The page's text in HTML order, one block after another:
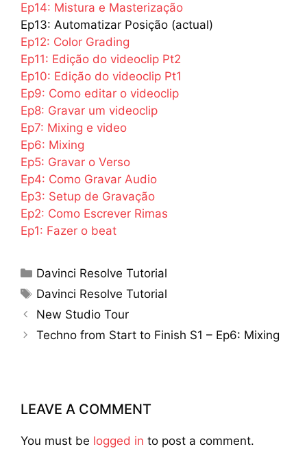
Ep14: Mistura e Masterização
Ep13: Automatizar Posição (actual)
Ep12: Color Grading
Ep11: Edição do videoclip Pt2
Ep10: Edição do videoclip Pt1
Ep9: Como editar o videoclip
Ep8: Gravar um videoclip
Ep7: Mixing e video
Ep6: Mixing
Ep5: Gravar o Verso
Ep4: Como Gravar Audio
Ep3: Setup de Gravação
Ep2: Como Escrever Rimas
Ep1: Fazer o beat
Categories
Davinci Resolve Tutorial
Tags
Davinci Resolve Tutorial
New Studio Tour
Techno from Start to Finish S1 – Ep6: Mixing
LEAVE A COMMENT
You must be logged in to post a comment.